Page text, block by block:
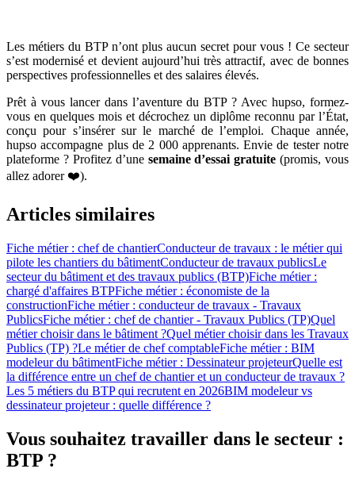
Les métiers du BTP n’ont plus aucun secret pour vous ! Ce secteur
s’est modernisé et devient aujourd’hui très attractif, avec de bonnes
perspectives professionnelles et des salaires élevés.
Prêt à vous lancer dans l’aventure du BTP ? Avec hupso, formez-
vous en quelques mois et décrochez un diplôme reconnu par l’État,
conçu pour s’insérer sur le marché de l’emploi. Chaque année,
hupso accompagne plus de 2 000 apprenants. Envie de tester notre
plateforme ? Profitez d’une semaine d’essai gratuite (promis, vous
allez adorer ❤️).
Articles similaires
Fiche métier : chef de chantierConducteur de travaux : le métier qui
pilote les chantiers du bâtimentConducteur de travaux publicsLe
secteur du bâtiment et des travaux publics (BTP)Fiche métier :
chargé d'affaires BTPFiche métier : économiste de la
constructionFiche métier : conducteur de travaux - Travaux
PublicsFiche métier : chef de chantier - Travaux Publics (TP)Quel
métier choisir dans le bâtiment ?Quel métier choisir dans les Travaux
Publics (TP) ?Le métier de chef comptableFiche métier : BIM
modeleur du bâtimentFiche métier : Dessinateur projeteurQuelle est
la différence entre un chef de chantier et un conducteur de travaux ?
Les 5 métiers du BTP qui recrutent en 2026BIM modeleur vs
dessinateur projeteur : quelle différence ?
Vous souhaitez travailler dans le secteur :
BTP ?